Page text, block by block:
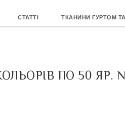
СТАТТІ ТКАНИНИ ГУРТОМ
ПО 50 ЯР.